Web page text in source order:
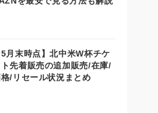
5月末時点】北中米W杯チケ
ト先着販売の追加販売/在庫/
/リセール状況まとめ